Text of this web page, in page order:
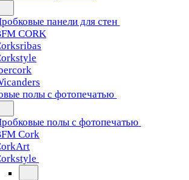
панели для стен
CORK
полы с фотопечатью
полы с фотопечатью
Cork